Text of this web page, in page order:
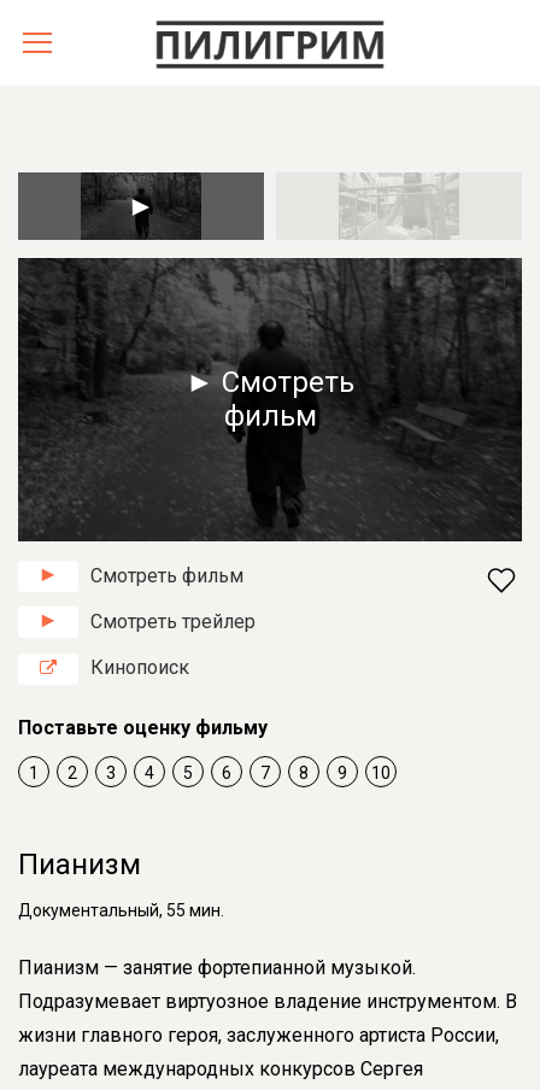
► Смотреть
фильм
Смотреть фильм
Смотреть трейлер
Кинопоиск
Поставьте оценку фильму
1 2 3 4 5 6 7 8 9 10
Пианизм
Документальный, 55 мин.
Пианизм — занятие фортепианной музыкой.
Подразумевает виртуозное владение инструментом. В
жизни главного героя, заслуженного артиста России,
лауреата международных конкурсов Сергея